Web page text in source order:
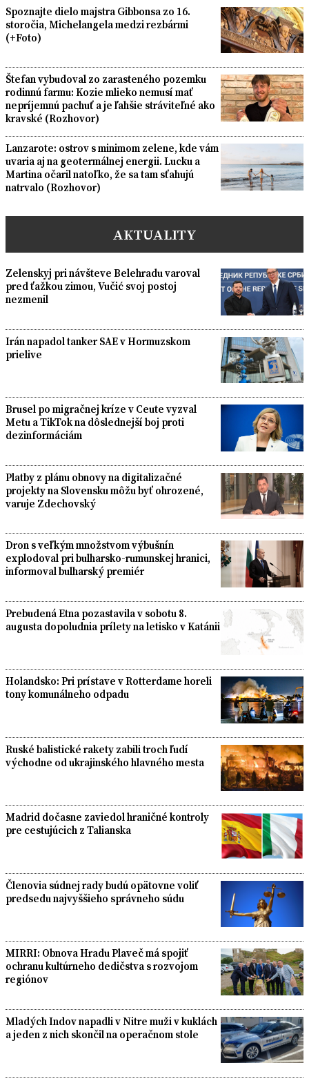
Spoznajte dielo majstra Gibbonsa zo 16.
storočia, Michelangela medzi rezbármi
(+Foto)
Štefan vybudoval zo zarasteného pozemku
rodinnú farmu: Kozie mlieko nemusí mať
nepríjemnú pachuť a je ľahšie stráviteľné ako
kravské (Rozhovor)
Lanzarote: ostrov s minimom zelene, kde vám
uvaria aj na geotermálnej energii. Lucku a
Martina očaril natoľko, že sa tam sťahujú
natrvalo (Rozhovor)
AKTUALITY
Zelenskyj pri návšteve Belehradu varoval
pred ťažkou zimou, Vučić svoj postoj
nezmenil
Irán napadol tanker SAE v Hormuzskom
prielive
Brusel po migračnej kríze v Ceute vyzval
Metu a TikTok na dôslednejší boj proti
dezinformáciám
Platby z plánu obnovy na digitalizačné
projekty na Slovensku môžu byť ohrozené,
varuje Zdechovský
Dron s veľkým množstvom výbušnín
explodoval pri bulharsko-rumunskej hranici,
informoval bulharský premiér
Prebudená Etna pozastavila v sobotu 8.
augusta dopoludnia prílety na letisko v Katánii
Holandsko: Pri prístave v Rotterdame horeli
tony komunálneho odpadu
Ruské balistické rakety zabili troch ľudí
východne od ukrajinského hlavného mesta
Madrid dočasne zaviedol hraničné kontroly
pre cestujúcich z Talianska
Členovia súdnej rady budú opätovne voliť
predsedu najvyššieho správneho súdu
MIRRI: Obnova Hradu Plaveč má spojiť
ochranu kultúrneho dedičstva s rozvojom
regiónov
Mladých Indov napadli v Nitre muži v kuklách
a jeden z nich skončil na operačnom stole